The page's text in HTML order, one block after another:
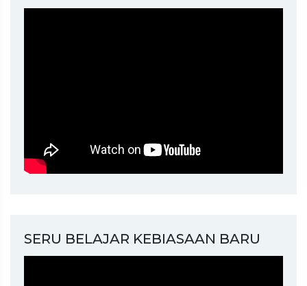
SERU BELAJAR KEBIASAAN BARU